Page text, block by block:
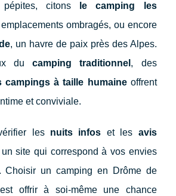
citons
le camping les
ombragés, ou encore
, un havre de paix près des Alpes.
ducamping traditionnel , des
campings à taille humaineoffrent
et conviviale.
les nuits infos et les avis
site qui correspond à vos envies
Choisir un camping en Drôme de
offrir à soi-même une chance